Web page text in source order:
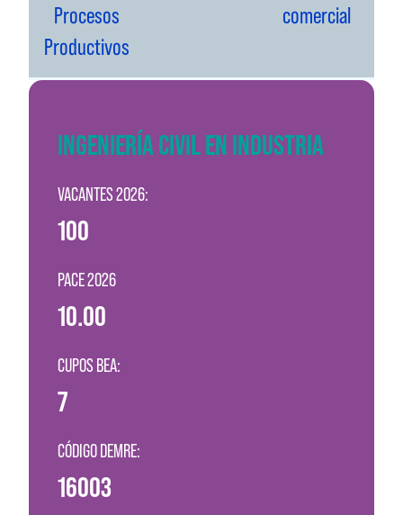
Procesos
Productivos
comercial
INGENIERÍA CIVIL EN INDUSTRIA
VACANTES 2026:
100
PACE 2026
10.00
CUPOS BEA:
7
CÓDIGO DEMRE:
16003